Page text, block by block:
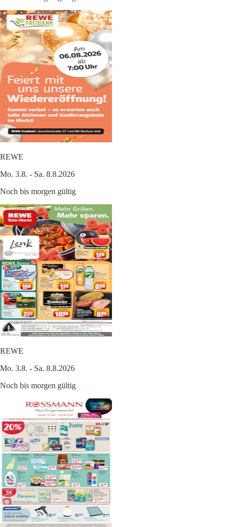
REWE
Mo. 3.8. - Sa. 8.8.2026
Noch bis morgen gültig
REWE
Mo. 3.8. - Sa. 8.8.2026
Noch bis morgen gültig